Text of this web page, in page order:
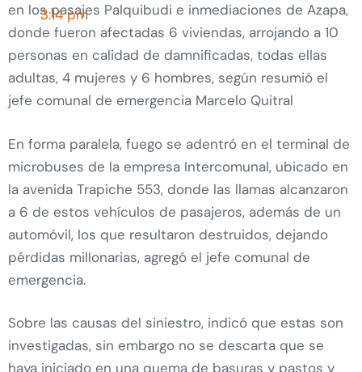
3:14 pm
en los pasajes Palquibudi e inmediaciones de Azapa,
donde fueron afectadas 6 viviendas, arrojando a 10
personas en calidad de damnificadas, todas ellas
adultas, 4 mujeres y 6 hombres, según resumió el
jefe comunal de emergencia Marcelo Quitral
En forma paralela, fuego se adentró en el terminal de
microbuses de la empresa Intercomunal, ubicado en
la avenida Trapiche 553, donde las llamas alcanzaron
a 6 de estos vehículos de pasajeros, además de un
automóvil, los que resultaron destruidos, dejando
pérdidas millonarias, agregó el jefe comunal de
emergencia.
Sobre las causas del siniestro, indicó que estas son
investigadas, sin embargo no se descarta que se
haya iniciado en una quema de basuras y pastos y